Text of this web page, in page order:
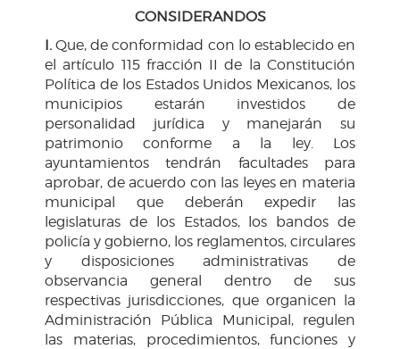
CONSIDERANDOS
I. Que, de conformidad con lo establecido en
el artículo 115 fracción II de la Constitución
Política de los Estados Unidos Mexicanos, los
municipios estarán investidos de
personalidad jurídica y manejarán su
patrimonio conforme a la ley. Los
ayuntamientos tendrán facultades para
aprobar, de acuerdo con las leyes en materia
municipal que deberán expedir las
legislaturas de los Estados, los bandos de
policía y gobierno, los reglamentos, circulares
y disposiciones administrativas de
observancia general dentro de sus
respectivas jurisdicciones, que organicen la
Administración Pública Municipal, regulen
las materias, procedimientos, funciones y